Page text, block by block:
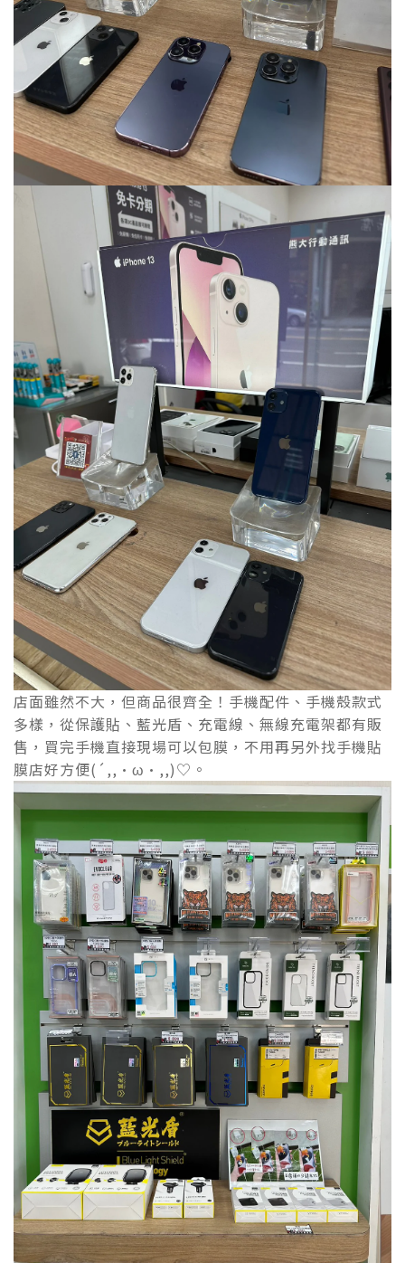
店面雖然不大，但商品很齊全！手機配件、手機殼款式
多樣，從保護貼、藍光盾、充電線、無線充電架都有販
售，買完手機直接現場可以包膜，不用再另外找手機貼
膜店好方便(´,,•ω•,,)♡。